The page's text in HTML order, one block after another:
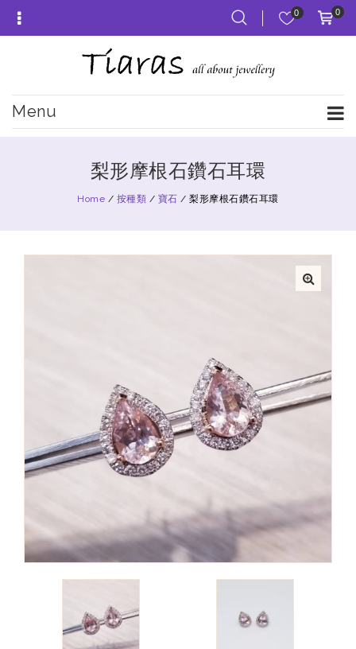
0
0
Menu
梨形摩根石鑽石耳環
Home / 按種類 / 寶石 /梨形摩根石鑽石耳環